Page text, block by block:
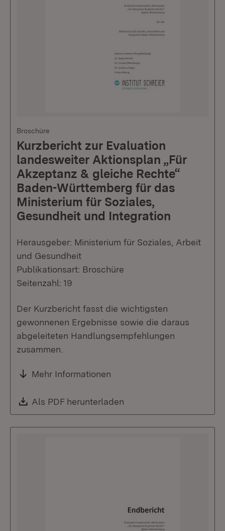
Broschüre
Kurzbericht zur Evaluation
landesweiter Aktionsplan „Für
Akzeptanz & gleiche Rechte“
Baden-Württemberg für das
Ministerium für Soziales,
Gesundheit und Integration
Herausgeber: Ministerium für Soziales, Arbeit
und Gesundheit
Publikationsart: Broschüre
Seitenzahl: 19
Der Kurzbericht fasst die wichtigsten
gewonnenen Ergebnisse sowie die daraus
abgeleiteten Handlungsempfehlungen
zusammen.
Mehr Informationen
Download:
Als PDF herunterladen